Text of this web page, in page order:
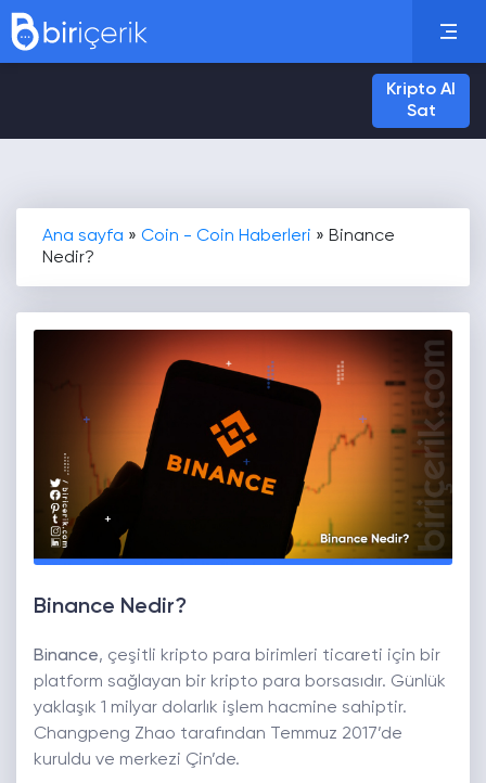
Kripto Al
Sat
Ana sayfa » Coin - Coin Haberleri » Binance
Nedir?
Binance Nedir?
Binance, çeşitli kripto para birimleri ticareti için bir
platform sağlayan bir kripto para borsasıdır. Günlük
yaklaşık 1 milyar dolarlık işlem hacmine sahiptir.
Changpeng Zhao tarafından Temmuz 2017’de
kuruldu ve merkezi Çin’de.